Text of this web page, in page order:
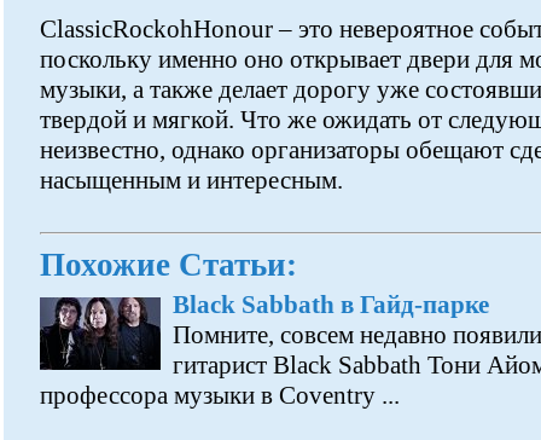
ClassicRockohHonour – это невероятное
поскольку именно оно открывает двери для
музыки, а также делает дорогу уже
твердой и мягкой. Что же ожидать от
неизвестно, однако организаторы обещают
насыщенным и интересным.
Похожие Статьи:
Black Sabbath в Гайд-парке
Помните, совсем недавно
гитарист Black Sabbath Тони
профессора музыки в Coventry ...